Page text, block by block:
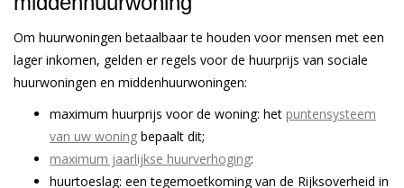
Om huurwoningen betaalbaar te houden voor mensen met een
lager inkomen, gelden er regels voor de huurprijs van sociale
huurwoningen en middenhuurwoningen:
maximum huurprijs voor de woning: het puntensysteem
van uw woning bepaalt dit;
maximum jaarlijkse huurverhoging:
huurtoeslag: een tegemoetkoming van de Rijksoverheid in